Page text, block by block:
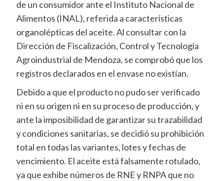
de un consumidor ante el Instituto Nacional de
Alimentos (INAL), referida a características
organolépticas del aceite. Al consultar con la
Dirección de Fiscalización, Control y Tecnología
Agroindustrial de Mendoza, se comprobó que los
registros declarados en el envase no existían.
Debido a que el producto no pudo ser verificado
ni en su origen ni en su proceso de producción, y
ante la imposibilidad de garantizar su trazabilidad
y condiciones sanitarias, se decidió su prohibición
total en todas las variantes, lotes y fechas de
vencimiento. El aceite está falsamente rotulado,
ya que exhibe números de RNE y RNPA que no